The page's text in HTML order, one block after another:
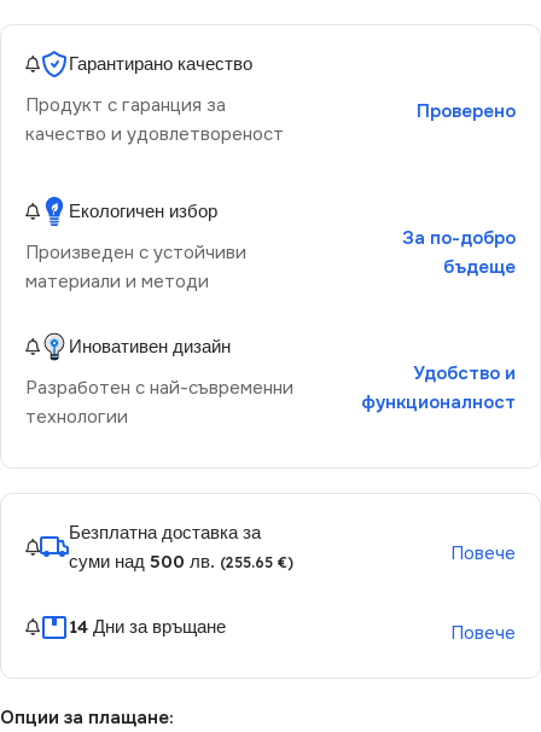
Гарантирано качество
Продукт с гаранция за
качество и удовлетвореност
Проверено
Екологичен избор
Произведен с устойчиви
материали и методи
За по-добро
бъдеще
Иновативен дизайн
Разработен с най-съвременни
технологии
Удобство и
функционалност
Безплатна доставка за
суми над 500 лв. (255.65 €) Повече
14 Дни за връщане Повече
Опции за плащане: